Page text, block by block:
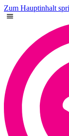
Zum Hauptinhalt